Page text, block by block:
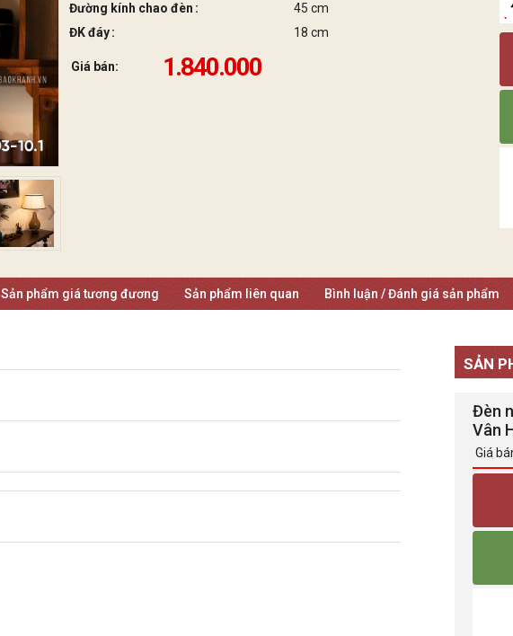
Đường kính chao đèn
45 cm
ĐK đáy
18 cm
Giá bán: 1.840.000
Sản phẩm giá tương đương Sản phẩm liên quan Bình luận / Đánh giá sản phẩm
SẢN
Đèn
Vân
Giá